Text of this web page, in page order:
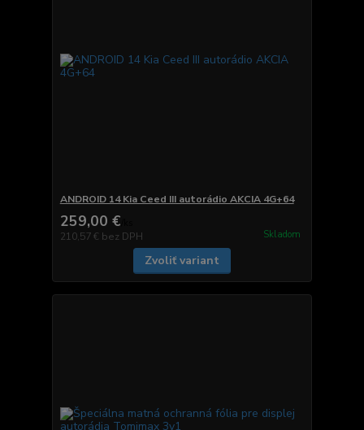
ANDROID 14 Kia Ceed III autorádio AKCIA 4G+64
259,00 €
210,57 € bez DPH Skladom
Zvoliť variant